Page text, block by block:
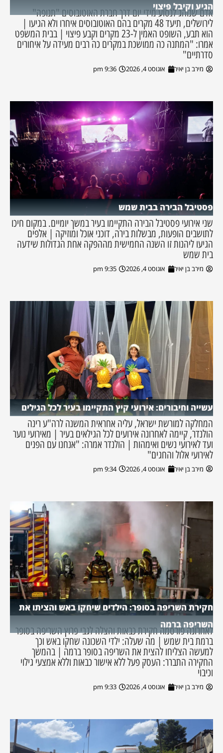
הגיע וקיבל פיצוי
אדם שנוהג לנסוע מידי יום דרך חברת האוטובוסים "תנופה"
לירושלים, תיעד 48 מקרים בהם האוטובוסים איחרו ולא הגיעו |
הוא תבע, השופט האמין ל-23 מקרים וקבע פיצוי | בבית המשפט
אמרו: "המתנה כה ממושכת במקרים כה רבים מעידה על איחורים
סדרתיים"
מירב בן יאיר אוגוסט 4, 2026 9:36 pm
פסטיבל הבירה בבית שמש
שני אירועי פסטיבל הבירה התקיימו בעיר במשך יומיים. במקום חיכו
לתושבים הופעות, מבשלות בירה, דוכני אוכל ומוזיקה | אלפים
הגיעו ליהנות זו השנה החמישית מההפקה אחת הגדולות שידעה
בית שמש
מירב בן יאיר אוגוסט 4, 2026 9:35 pm
עשייה וחיבורים: אירועי קיץ התקיימו בעיר לכל הגילים
המחלקה למורשת ישראל, עליה אחראית המשנה לרה"ע רינה
הולנדר, קיימה לאחרונה אירועים לכל הגילאים בעיר | מאירועי נוער
ועד לאירועי נשים ואימהות | הולנדר אמרה: "אנחנו עם הפנים
לאירועי אלול והחגים"
מירב בן יאיר אוגוסט 4, 2026 9:34 pm
חקירת השריפה בסופר: הילדים שיחקו באש והציתו את
השריפה ברמה
לאחרונה פורסמה חקירת כבאות והצלה לגבי פרוץ השריפה בסופר
ברמת בית שמש | מה שעלה: ילדי השכונה שחקו באש וכך
למעשה הצליחו להצית את השריפה בסופר ברמה | בהמשך
החקירה התברר: העסק פעל ללא אישור כבאות וללא אמצעי גילוי
וכיבוי
מירב בן יאיר אוגוסט 4, 2026 9:33 pm